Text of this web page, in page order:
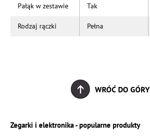
Pałąk w zestawie Tak
Rodzaj rączki Pełna
WRÓĆ DO GÓRY
Zegarki i elektronika - popularne produkty